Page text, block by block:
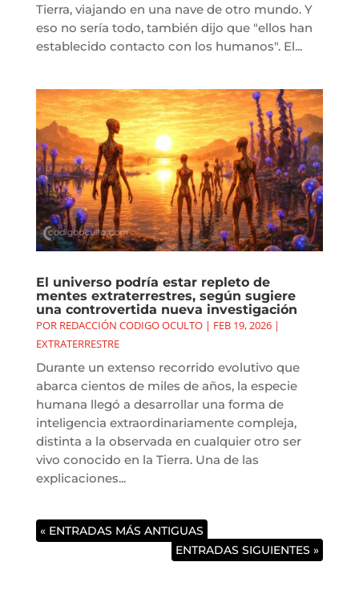
Tierra, viajando en una nave de otro mundo. Y
eso no sería todo, también dijo que "ellos han
establecido contacto con los humanos". El...
El universo podría estar repleto de
mentes extraterrestres, según sugiere
una controvertida nueva investigación
POR REDACCIÓN CODIGO OCULTO| FEB 19, 2026|
EXTRATERRESTRE
Durante un extenso recorrido evolutivo que
abarca cientos de miles de años, la especie
humana llegó a desarrollar una forma de
inteligencia extraordinariamente compleja,
distinta a la observada en cualquier otro ser
vivo conocido en la Tierra. Una de las
explicaciones...
« ENTRADAS MÁS ANTIGUAS
ENTRADAS SIGUIENTES »